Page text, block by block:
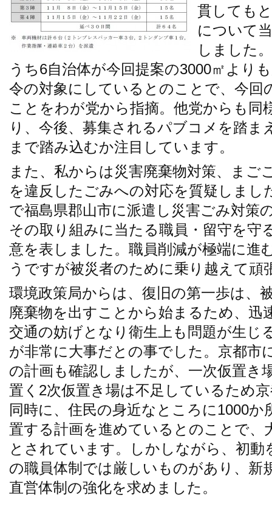
貫しても
について
しました
うち6自治体が今回提案の3000㎡より
令の対象にしているとのことで、今回
ことをわが党から指摘。他党からも同
り、今後、募集されるパブコメを踏ま
まで踏み込むか注目しています。
また、私からは災害廃棄物対策、まご
を違反したごみへの対応を質疑しまし
で福島県郡山市に派遣し災害ごみ対策
その取り組みに当たる職員・留守を守
意を表しました。職員削減が極端に進
うですが被災者のために乗り越えて頑
環境政策局からは、復旧の第一歩は、
廃棄物を出すことから始まるため、迅
交通の妨げとなり衛生上も問題が生じ
が非常に大事だとの事でした。京都市
の計画も確認しましたが、一次仮置き
置く2次仮置き場は不足しているため
同時に、住民の身近なところに1000か
置する計画を進めているとのことで、
とされています。しかしながら、初
の職員体制では厳しいものがあり、新
直営体制の強化を求めました。